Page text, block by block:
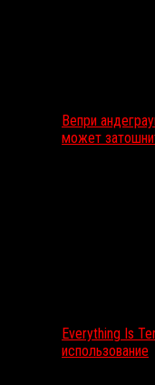
Вепри
может
Everything Is
использование